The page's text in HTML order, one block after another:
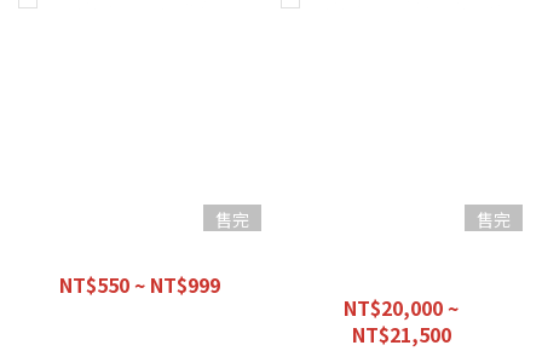
售完
NT$550 ~ NT$999
售完
NT$20,000 ~
NT$21,500